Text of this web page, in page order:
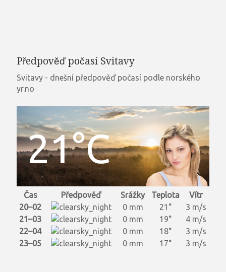
Předpověď počasí Svitavy
Svitavy - dnešní předpověď počasí podle norského
yr.no
21°C
Čas Předpověď Srážky Teplota
Vítr
20–02
0 mm 21°
3 m/s
21–03
0 mm 19°
4 m/s
22–04
0 mm 18°
3 m/s
23–05
0 mm 17° 3 m/s